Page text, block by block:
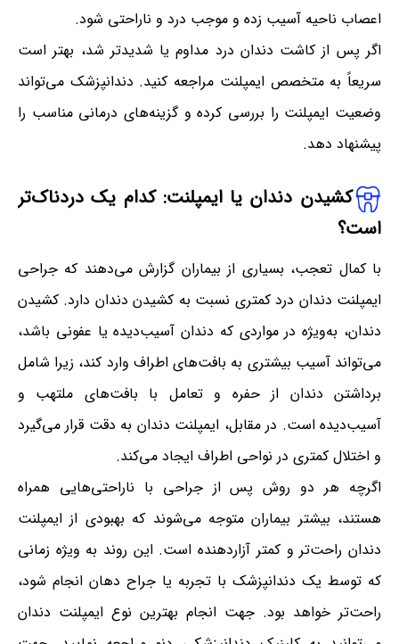
اعصاب ناحیه آسیب زده و موجب درد و ناراحتی شود.
اگر پس از کاشت دندان درد مداوم یا شدیدتر شد، بهتر است
سریعاً به متخصص ایمپلنت مراجعه کنید. دندانپزشک می‌تواند
وضعیت ایمپلنت را بررسی کرده و گزینه‌های درمانی مناسب را
پیشنهاد دهد.
کشیدن دندان یا ایمپلنت: کدام یک دردناک‌تر
است؟
با کمال تعجب، بسیاری از بیماران گزارش می‌دهند که جراحی
ایمپلنت دندان درد کمتری نسبت به کشیدن دندان دارد. کشیدن
دندان، به‌ویژه در مواردی که دندان آسیب‌دیده یا عفونی باشد،
می‌تواند آسیب بیشتری به بافت‌های اطراف وارد کند، زیرا شامل
برداشتن دندان از حفره و تعامل با بافت‌های ملتهب و
آسیب‌دیده است. در مقابل، ایمپلنت دندان به دقت قرار می‌گیرد
و اختلال کمتری در نواحی اطراف ایجاد می‌کند.
اگرچه هر دو روش پس از جراحی با ناراحتی‌هایی همراه
هستند، بیشتر بیماران متوجه می‌شوند که بهبودی از ایمپلنت
دندان راحت‌تر و کمتر آزاردهنده است. این روند به ویژه زمانی
که توسط یک دندانپزشک با تجربه یا جراح دهان انجام شود،
راحت‌تر خواهد بود. جهت انجام بهترین نوع ایمپلنت دندان